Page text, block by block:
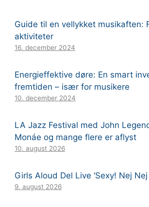
Guide til en vellykket musikaften:
aktiviteter
16. december 2024
Energieffektive døre: En smart
fremtiden – især for musikere
10. december 2024
LA Jazz Festival med John
Monáe og mange flere er aflyst
10. august 2026
Girls Aloud Del Live ‘Sexy! Nej
9. august 2026